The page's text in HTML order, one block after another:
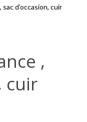
d’occasion, cuir
,
cuir